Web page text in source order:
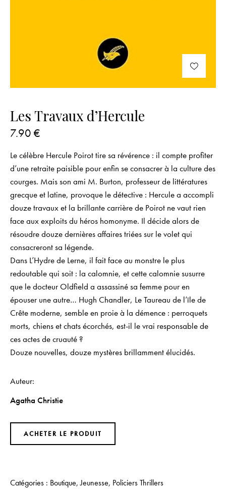
Les Travaux d’Hercule
7.90 €
Le célèbre Hercule Poirot tire sa révérence : il compte profiter
d’une retraite paisible pour enfin se consacrer à la culture des
courges. Mais son ami M. Burton, professeur de littératures
grecque et latine, provoque le détective : Hercule a accompli
douze travaux et la brillante carrière de Poirot ne vaut rien
face aux exploits du héros homonyme. Il décide alors de
résoudre douze dernières affaires triées sur le volet qui
consacreront sa légende.
Dans L’Hydre de Lerne, il fait face au monstre le plus
redoutable qui soit : la calomnie, et cette calomnie susurre
que le docteur Oldfield a assassiné sa femme pour en
épouser une autre… Hugh Chandler, Le Taureau de l’île de
Crête moderne, semble en proie à la démence : perroquets
morts, chiens et chats écorchés, est-il le vrai responsable de
ces actes de cruauté ?
Douze nouvelles, douze mystères brillamment élucidés.
Auteur
Agatha Christie
ACHETER LE PRODUIT
Catégories : Boutique,Jeunesse, Policiers Thrillers